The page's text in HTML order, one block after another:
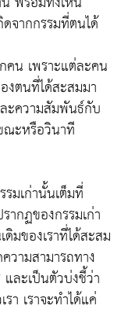
จากกรรมที่ตนได้
คน เพราะแต่ละคน
งตนที่ได้สะสมมา
ะความสัมพันธ์กับ
ะหรือวินาที
รมเก่านั้นเต็มที่
ากฏของกรรมเก่า
มของเราที่ได้สะสม
วามสามารถทาง
ละเป็นตัวบ่งชี้ว่า
า เราจะทำได้แค่